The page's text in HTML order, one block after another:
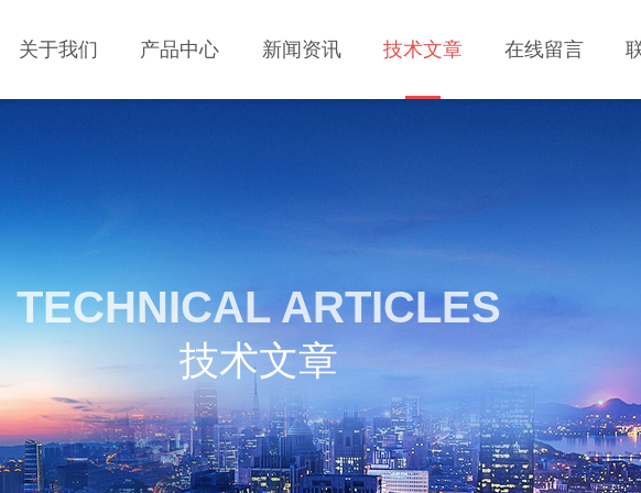
关于我们 产品中心 新闻资讯 技术文章 在线留言
TECHNICAL ARTICLES
技术文章